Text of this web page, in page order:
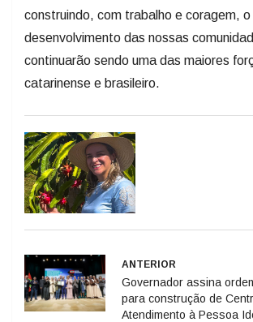
construindo, com trabalho e coragem, o
desenvolvimento das nossas
continuarão sendo uma das maiores
catarinense e brasileiro.
ANTERIOR
Governador assina
para construção de
Atendimento à Pessoa